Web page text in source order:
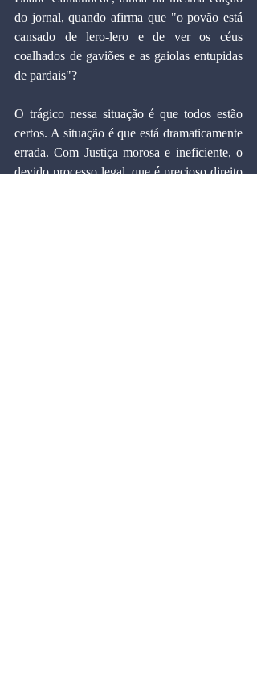
do jornal, quando afirma que "o povão está
cansado de lero-lero e de ver os céus
coalhados de gaviões e as gaiolas entupidas
de pardais"?
O trágico nessa situação é que todos estão
certos. A situação é que está dramaticamente
errada. Com Justiça morosa e ineficiente, o
devido processo legal, que é precioso direito